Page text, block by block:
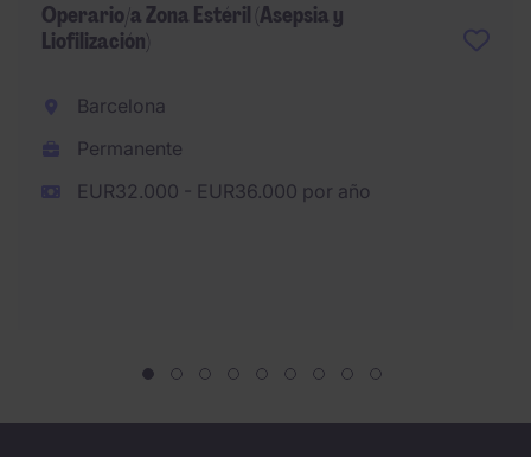
Operario/a Zona Estéril (Asepsia y
Liofilización)
Barcelona
Permanente
EUR32.000 - EUR36.000 por año